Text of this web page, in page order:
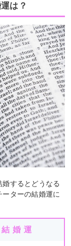
は？
するとどうなる
ターの結婚運に
婚運